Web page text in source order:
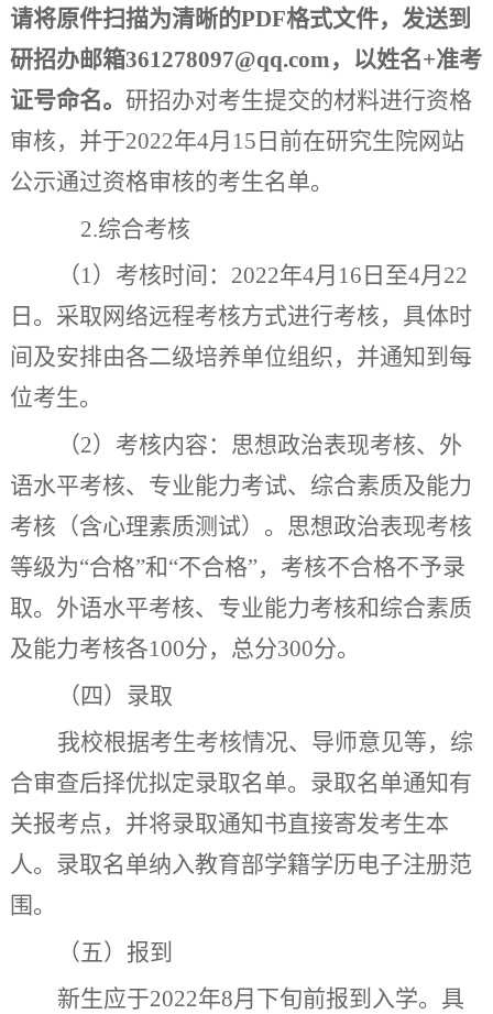
请将原件扫描为清晰的PDF格式文件，发送到
研招办邮箱361278097@qq.com，以姓名+准考
证号命名。 研招办对考生提交的材料进行资格
审核，并于2022年4月 15 日前在研究生 院网站
公示通过资格审核的考生名单。
2.综合考核
（1） 考核时间： 2022年4月 16 日 至4月 22
日 。 采取网络远程考核方式进行考核， 具体时
间 及安排由各二级培养单位组织 ， 并通知到每
位考生。
（2） 考核内容：思想政治表现考核、外
语水平考核、专业能力考试、综合素质及能力
考核（含心理素质测试）。思想政治表现考核
等级为“合格”和“不合格”，考核不合格不予录
取。外语水平考核、专业能力考核和综合素质
及能力考核各100分， 总分300分。
（四）录取
我校根据考生考核情况、导师意见等，综
合审查后择优拟定录取名单。录取名单通知有
关报考点，并将录取通知书直接寄发考生本
人。录取名单纳入教育部学籍学历电子注册范
围。
（五）报到
新生应于2022年8月下旬前报到入学。具